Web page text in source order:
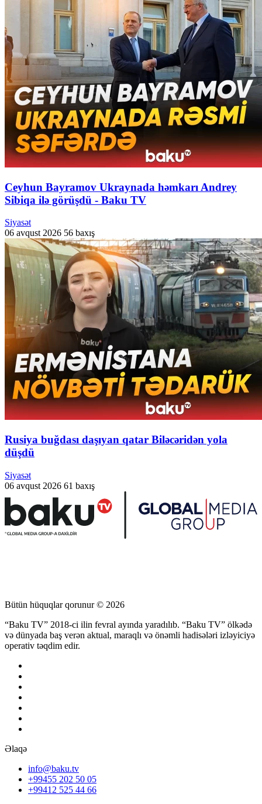
Ceyhun Bayramov Ukraynada həmkarı Andrey
Sibiqa ilə görüşdü - Baku TV
Siyasət
06 avqust 2026 56 baxış
Rusiya buğdası daşıyan qatar Biləcəridən yola
düşdü
Siyasət
06 avqust 2026 61 baxış
Bütün hüquqlar qorunur © 2026
“Baku TV” 2018-ci ilin fevral ayında yaradılıb. “Baku TV” ölkədə
və dünyada baş verən aktual, maraqlı və önəmli hadisələri izləyiciyə
operativ təqdim edir.
Əlaqə
info@baku.tv
+99455 202 50 05
+99412 525 44 66